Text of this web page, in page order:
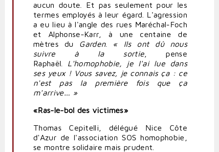
aucun doute. Et pas seulement pour les
termes employés à leur égard. L'agression
a eu lieu à l'angle des rues Maréchal-Foch
et Alphonse-Karr, à une centaine de
mètres du Garden. « Ils ont dû nous
suivre à la sortie , pense
Raphaël. L'homophobie, je l'ai lue dans
ses yeux ! Vous savez, je connais ça : ce
n'est pas la première fois que ça
m'arrive... »
«Ras-le-bol des victimes»
Thomas Cepitelli, délégué Nice Côte
d'Azur de l'association SOS homophobie,
se montre solidaire mais prudent.